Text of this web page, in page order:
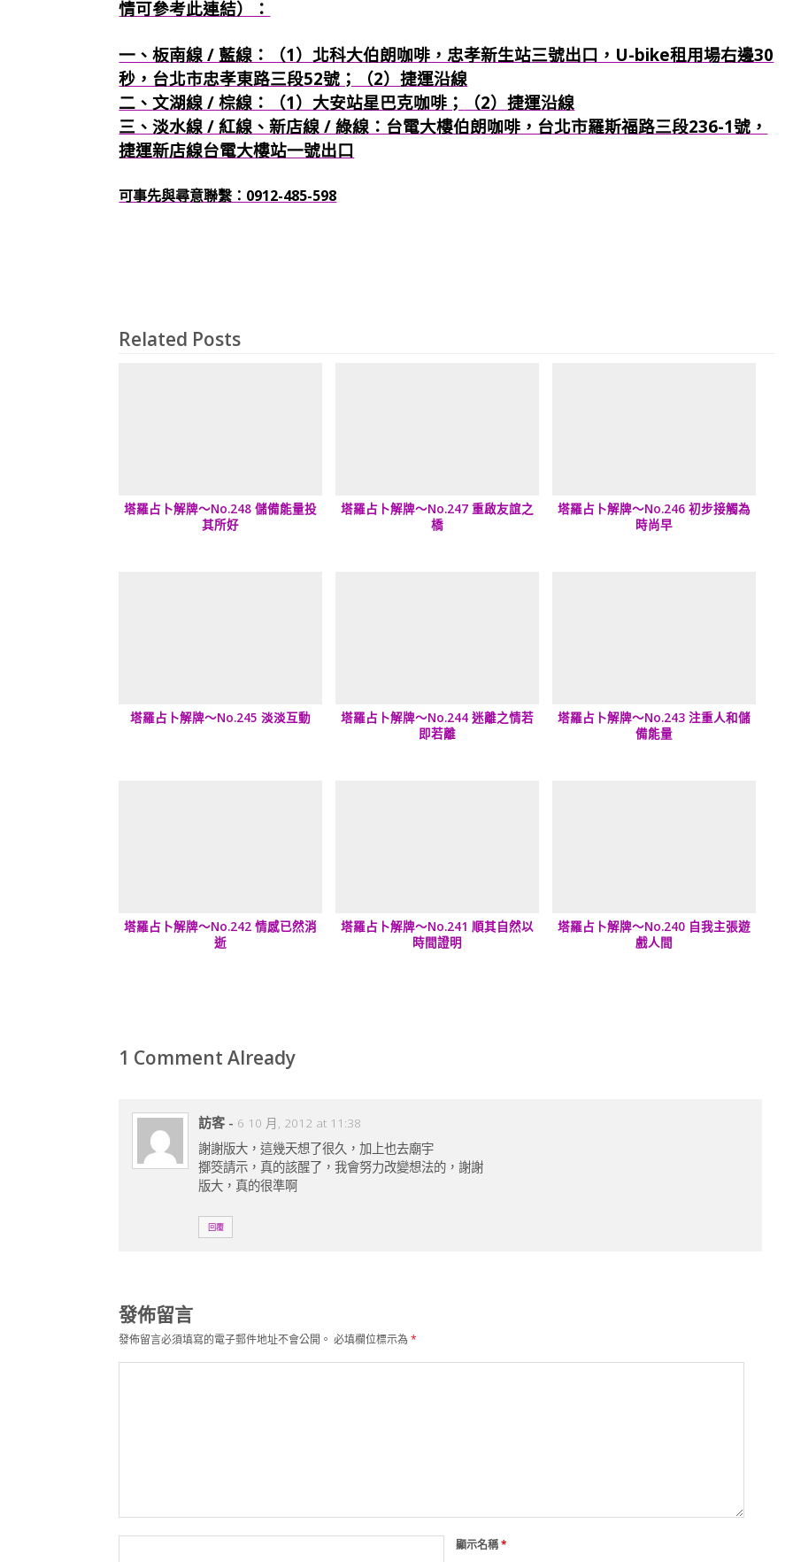
情可參考此連結）：
一、板南線 / 藍線：（1）北科大伯朗咖啡，忠孝新生站三號出口，U-bike租用場右邊30
秒，台北市忠孝東路三段52號；（2）捷運沿線
二、文湖線 / 棕線：（1）大安站星巴克咖啡；
（2）捷運沿線
三、淡水線 / 紅線、新店線 / 綠線：台電大樓伯朗咖啡，台北市羅斯福路三段236-1號，
捷運新店線台電大樓站一號出口
可事先與尋意聯繫：0912-485-598
Related Posts
塔羅占卜解牌～No.248 儲備能量投
其所好
塔羅占卜解牌～No.247 重啟友誼之
橋
塔羅占卜解牌～No.246 初步接觸為
時尚早
塔羅占卜解牌～No.245 淡淡互動
塔羅占卜解牌～No.244 迷離之情若
即若離
塔羅占卜解牌～No.243 注重人和儲
備能量
塔羅占卜解牌～No.242 情感已然消
逝
塔羅占卜解牌～No.241 順其自然以
時間證明
塔羅占卜解牌～No.240 自我主張遊
戲人間
1 Comment Already
訪客 - 6 10 月, 2012 at 11:38
謝謝版大，這幾天想了很久，加上也去廟宇
擲筊請示，真的該醒了，我會努力改變想法的，謝謝
版大，真的很準啊
回覆
發佈留言
發佈留言必須填寫的電子郵件地址不會公開。 必填欄位標示為*
顯示名稱*